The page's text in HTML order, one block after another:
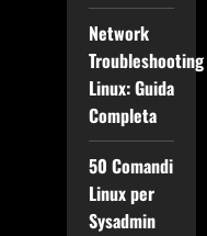
Network
Troubleshooting
Linux: Guida
Completa
50 Comandi
Linux per
Sysadmin